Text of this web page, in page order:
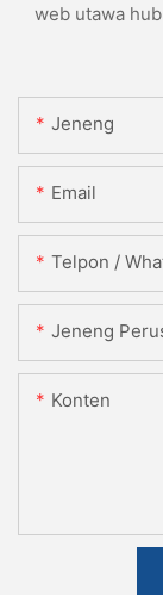
web utawa
Jeneng
Email
Telpon /
Jeneng
Konten